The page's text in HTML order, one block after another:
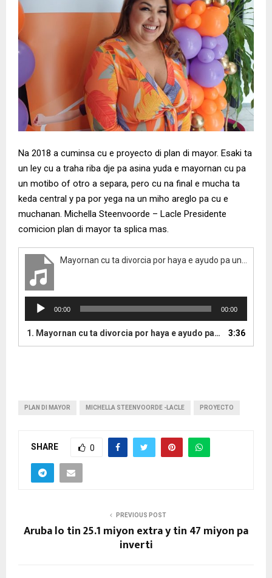
Na 2018 a cuminsa cu e proyecto di plan di mayor. Esaki ta
un ley cu a traha riba dje pa asina yuda e mayornan cu pa
un motibo of otro a separa, pero cu na final e mucha ta
keda central y pa por yega na un miho areglo pa cu e
muchanan. Michella Steenvoorde – Lacle Presidente
comicion plan di mayor ta splica mas.
d
y
00:00 00:00
1. Mayornan cu ta divorcia por haya e ayudo pa un miho decision pa nan yiunan 3:36
PLAN DI MAYOR MICHELLA STEENVOORDE -LACLE PROYECTO
SHARE 0
PREVIOUS POST
Aruba lo tin 25.1 miyon extra y tin 47 miyon pa
inverti